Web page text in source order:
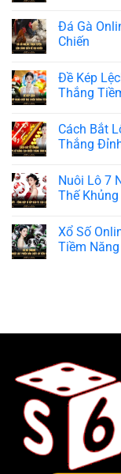
Đá Gà
Chiến
Đề Kép
Thắng
Cách Bắt
Thắng
Nuôi Lô 7
Thế Khủng
Xổ Số
Tiềm Năng